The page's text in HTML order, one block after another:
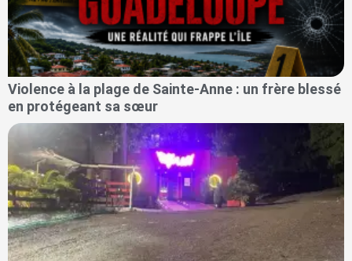
Violence à la plage de Sainte-Anne : un frère blessé
en protégeant sa sœur